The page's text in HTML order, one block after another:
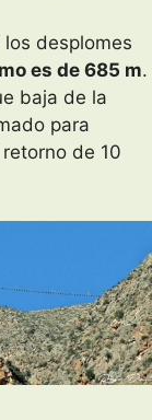
desplomes
es de 685 m.
baja de la
para
de 10